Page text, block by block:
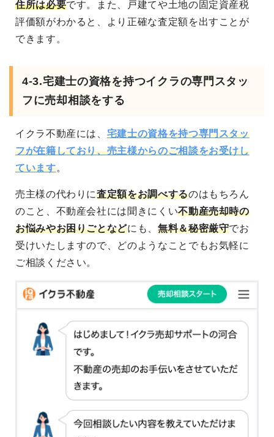
住所は必要です。また、戸建てや土地の固定資産税
評価額がわかると、より正確な査定額を出すことが
できます。
4-3.宅建士の資格を持つイクラの専門スタッ
フに売却相談をする
イクラ不動産には、 宅建士の資格を持つ専門スタッ
フが在籍しており、売主様からのご相談をお受けし
ています。
売主様の代わりに査定額をお調べするのはもちろん
のこと、不動産会社には聞きにくい不動産売却時の
お悩みやお困りごとなどにも、 無料＆秘密厳守でお
受けいたしますので、どのようなことでもお気軽に
ご相談ください。